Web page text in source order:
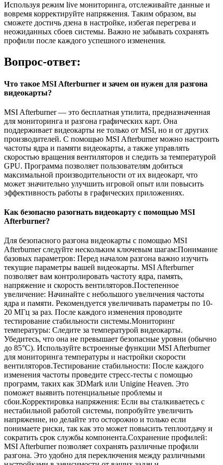
Используя режим live мониторинга, отслеживайте данные и
вовремя корректируйте напряжения. Таким образом, вы
сможете достичь дзена в настройке, избегая перегрева и
неожиданных сбоев системы. Важно не забывать сохранять
профили после каждого успешного изменения.
Вопрос-ответ:
Что такое MSI Afterburner и зачем он нужен для разгона
видеокарты?
MSI Afterburner — это бесплатная утилита, предназначенная
для мониторинга и разгона графических карт. Она
поддерживает видеокарты не только от MSI, но и от других
производителей. С помощью MSI Afterburner можно настроить
частоты ядра и памяти видеокарты, а также управлять
скоростью вращения вентиляторов и следить за температурой
GPU. Программа позволяет пользователям добиться
максимальной производительности от их видеокарт, что
может значительно улучшить игровой опыт или повысить
эффективность работы в графических приложениях.
Как безопасно разогнать видеокарту с помощью MSI
Afterburner?
Для безопасного разгона видеокарты с помощью MSI
Afterburner следуйте нескольким ключевым шагам:Понимание
базовых параметров: Перед началом разгона важно изучить
текущие параметры вашей видеокарты. MSI Afterburner
позволяет вам контролировать частоту ядра, память,
напряжение и скорость вентиляторов.Постепенное
увеличение: Начинайте с небольшого увеличения частоты
ядра и памяти. Рекомендуется увеличивать параметры по 10-
20 МГц за раз. После каждого изменения проводите
тестирование стабильности системы.Мониторинг
температуры: Следите за температурой видеокарты.
Убедитесь, что она не превышает безопасные уровни (обычно
до 85°C). Используйте встроенные функции MSI Afterburner
для мониторинга температуры и настройки скорости
вентиляторов.Тестирование стабильности: После каждого
изменения частоты проведите стресс-тесты с помощью
программ, таких как 3DMark или Unigine Heaven. Это
поможет выявить потенциальные проблемы и
сбои.Корректировка напряжения: Если вы сталкиваетесь с
нестабильной работой системы, попробуйте увеличить
напряжение, но делайте это осторожно и только если
понимаете риски, так как это может повысить теплоотдачу и
сократить срок службы компонента.Сохранение профилей:
MSI Afterburner позволяет сохранять различные профили
разгона. Это удобно для переключения между различными